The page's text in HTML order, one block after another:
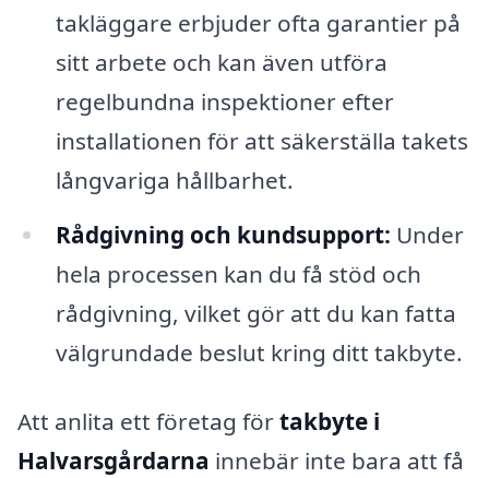
takläggare erbjuder ofta garantier på
sitt arbete och kan även utföra
regelbundna inspektioner efter
installationen för att säkerställa takets
långvariga hållbarhet.
Rådgivning och kundsupport: Under
hela processen kan du få stöd och
rådgivning, vilket gör att du kan fatta
välgrundade beslut kring ditt takbyte.
Att anlita ett företag förtakbyte i
Halvarsgårdarna innebär inte bara att få